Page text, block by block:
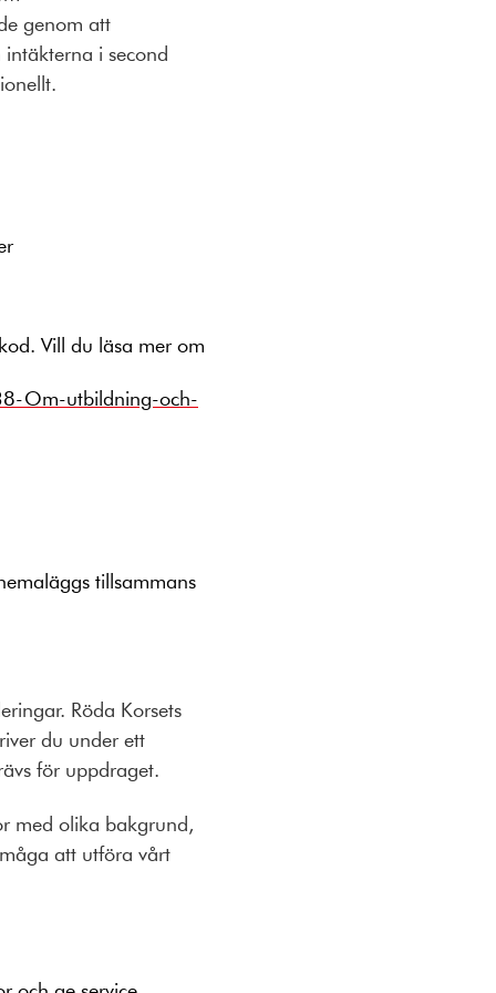
genom att
i second
Vill du läsa mer om
Om-utbildning-och-
tillsammans
Röda Korsets
du under ett
för uppdraget.
med olika bakgrund,
att utföra vårt